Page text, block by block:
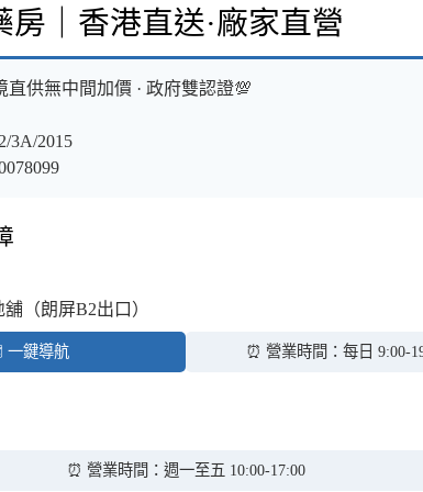
房｜香港直送·廠家直營
直供無中間加價 · 政府雙認證💯
3A/2015
（朗屏B2出口）
鍵導航 ⏰ 營業時間：每日 9:00-
⏰ 營業時間：週一至五 10:00-17:00